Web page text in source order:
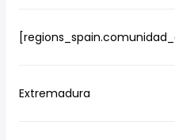
Extremadura